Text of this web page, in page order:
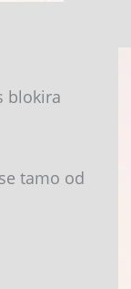
blokira
tamo od